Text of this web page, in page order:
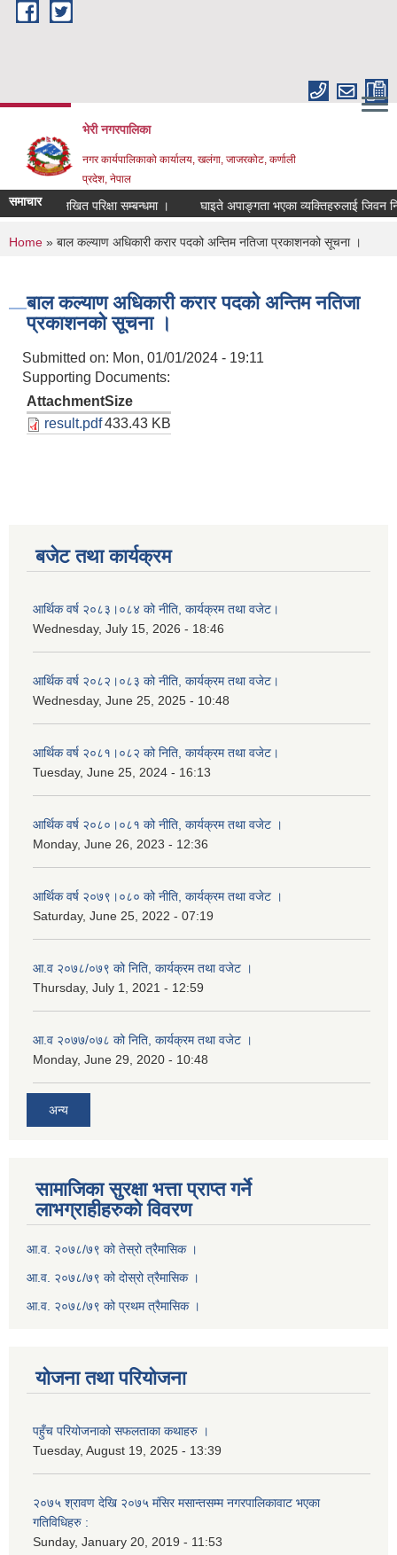
Skip to main content
भेरी नगरपालिका
नगर कार्यपालिकाको कार्यालय, खलंगा, जाजरकोट, कर्णाली
प्रदेश, नेपाल
समाचार
तथा लिखित परिक्षा सम्बन्धमा । घाइते अपाङ्गता भएका व्यक्तिहरुलाई जिवन
You are here
Home » बाल कल्याण अधिकारी करार पदको अन्तिम नतिजा प्रकाशनको सूचना ।
बाल कल्याण अधिकारी करार पदको अन्तिम नतिजा
प्रकाशनको सूचना ।
Submitted on: Mon, 01/01/2024 - 19:11
Supporting Documents:
AttachmentSize
result.pdf433.43 KB
बजेट तथा कार्यक्रम
आर्थिक वर्ष २०८३।०८४ को नीति, कार्यक्रम तथा वजेट।
Wednesday, July 15, 2026 - 18:46
आर्थिक वर्ष २०८२।०८३ को नीति, कार्यक्रम तथा वजेट।
Wednesday, June 25, 2025 - 10:48
आर्थिक वर्ष २०८१।०८२ को निति, कार्यक्रम तथा वजेट।
Tuesday, June 25, 2024 - 16:13
आर्थिक वर्ष २०८०।०८१ को नीति, कार्यक्रम तथा वजेट ।
Monday, June 26, 2023 - 12:36
आर्थिक वर्ष २०७९।०८० को नीति, कार्यक्रम तथा वजेट ।
Saturday, June 25, 2022 - 07:19
आ.व २०७८/०७९ को निति, कार्यक्रम तथा वजेट ।
Thursday, July 1, 2021 - 12:59
आ.व २०७७/०७८ को निति, कार्यक्रम तथा वजेट ।
Monday, June 29, 2020 - 10:48
अन्य
सामाजिका सुरक्षा भत्ता प्राप्त गर्ने
लाभग्राहीहरुको विवरण
आ.व. २०७८/७९ को तेस्रो त्रैमासिक ।
आ.व. २०७८/७९ को दोस्रो त्रैमासिक ।
आ.व. २०७८/७९ को प्रथम त्रैमासिक ।
योजना तथा परियोजना
पहुँच परियोजनाको सफलताका कथाहरु ।
Tuesday, August 19, 2025 - 13:39
२०७५ श्रावण देखि २०७५ मंसिर मसान्तसम्म नगरपालिकावाट भएका
गतिविधिहरु :
Sunday, January 20, 2019 - 11:53